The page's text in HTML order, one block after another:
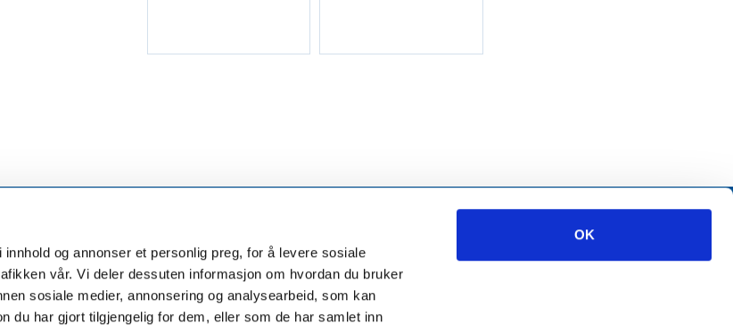
og annonser et personlig preg, for å levere sosiale
vår. Vi deler dessuten informasjon om hvordan du bruker
sosiale medier, annonsering og analysearbeid, som kan
du har gjort tilgjengelig for dem, eller som de har samlet inn
OK
Munkerudtunet 10
1164 Oslo